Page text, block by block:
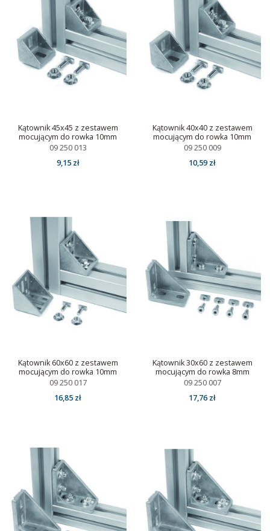
Kątownik 45x45 z zestawem
mocującym do rowka 10mm
09 250 013
9,15 zł
Kątownik 40x40 z zestawem
mocującym do rowka 10mm
09 250 009
10,59 zł
Kątownik 60x60 z zestawem
mocującym do rowka 10mm
09 250 017
16,85 zł
Kątownik 30x60 z zestawem
mocującym do rowka 8mm
09 250 007
17,76 zł